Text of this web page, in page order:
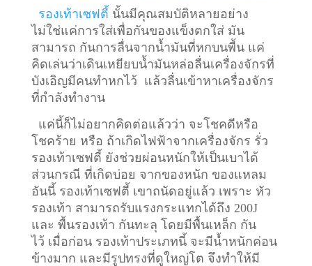
รองเท้าเซฟตี้ นั้นมีคุณสมบัติหลายอย่าง
ไม่ใช่แค่การใส่เพื่อกันของแข็งตกใส่ มัน
สามารถ กันการลื่นจากน้ำมันที่หกบนพื้น แค่
คิดเล่นว่าเดินเหยียบน้ำมันหล่อลื่นเครื่องจักรที่
บังเอิญมีคนทำหกไว้ แล้วลื่นเข้าหาเครื่องจักร
ที่กำลังทำงาน
แค่นี้ก็ไม่อยากคิดต่อแล้วว่า จะโชคดีหรือ
โชคร้าย หรือ ถ้าเกิดไฟฟ้าจากเครื่องจักร รั่ว
รองเท้าเซฟตี้ ยังช่วยผ่อนหนักให้เป็นเบาได้
ส่วนกรณี ที่เกิดบ่อย จากของหนัก ของแหลม
อันนี้ รองเท้าเซฟตี้ เขาถนัดอยู่แล้ว เพราะ หัว
รองเท้า สามารถรับแรงกระแทกได้ถึง 200J
และ พื้นรองเท้า กันทะลุ โดยมีพื้นเหล็ก กัน
ไว้ เมื่อก่อน รองเท้าประเภทนี้ จะมีน้ำหนักค่อน
ข้างมาก และมีรูปทรงที่ดูใหญ่โต จึงทำให้มี